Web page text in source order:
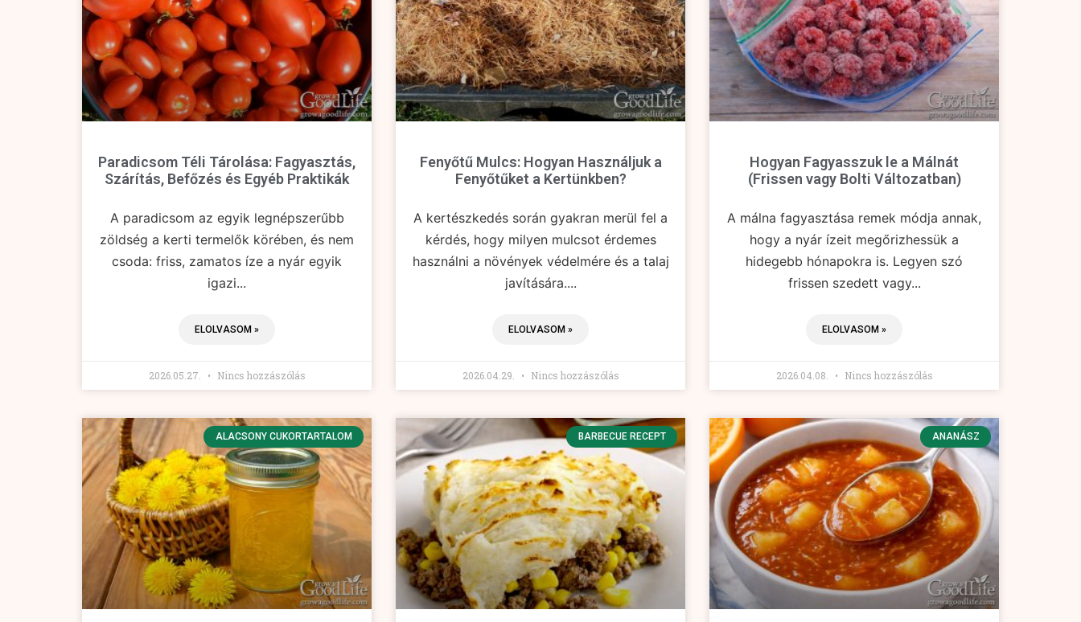
Paradicsom Téli Tárolása: Fagyasztás,
Szárítás, Befőzés és Egyéb Praktikák
A paradicsom az egyik legnépszerűbb
zöldség a kerti termelők körében, és nem
csoda: friss, zamatos íze a nyár egyik
igazi...
ELOLVASOM »
2026.05.27. Nincs hozzászólás
Fenyőtű Mulcs: Hogyan Használjuk a
Fenyőtűket a Kertünkben?
A kertészkedés során gyakran merül fel a
kérdés, hogy milyen mulcsot érdemes
használni a növények védelmére és a talaj
javítására....
ELOLVASOM »
2026.04.29. Nincs hozzászólás
Hogyan Fagyasszuk le a Málnát
(Frissen vagy Bolti Változatban)
A málna fagyasztása remek módja annak,
hogy a nyár ízeit megőrizhessük a
hidegebb hónapokra is. Legyen szó
frissen szedett vagy...
ELOLVASOM »
2026.04.08. Nincs hozzászólás
ALACSONY CUKORTARTALOM BARBECUE RECEPT ANANÁSZ